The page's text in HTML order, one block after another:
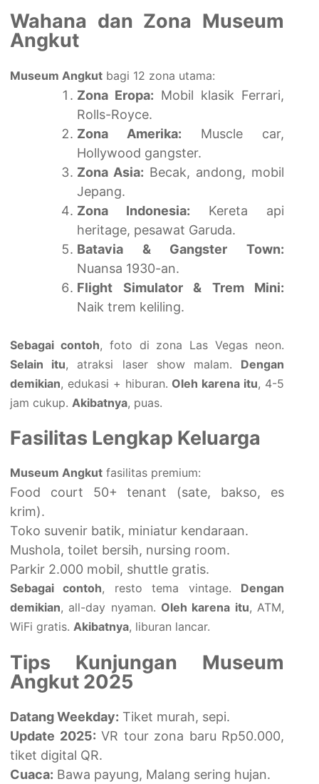
Wahana dan Zona Museum
Angkut
Museum Angkut bagi 12 zona utama:
Zona Eropa: Mobil klasik Ferrari,
Rolls-Royce.
Zona Amerika: Muscle car,
Hollywood gangster.
Zona Asia: Becak, andong, mobil
Jepang.
Zona Indonesia: Kereta api
heritage, pesawat Garuda.
Batavia & Gangster Town:
Nuansa 1930-an.
Flight Simulator & Trem Mini:
Naik trem keliling.
Sebagai contoh, foto di zona Las Vegas neon.
Selain itu, atraksi laser show malam. Dengan
demikian, edukasi + hiburan. Oleh karena itu, 4-5
jam cukup. Akibatnya, puas.
Fasilitas Lengkap Keluarga
Museum Angkut fasilitas premium:
Food court 50+ tenant (sate, bakso, es
krim).
Toko suvenir batik, miniatur kendaraan.
Mushola, toilet bersih, nursing room.
Parkir 2.000 mobil, shuttle gratis.
Sebagai contoh, resto tema vintage. Dengan
demikian, all-day nyaman. Oleh karena itu, ATM,
WiFi gratis. Akibatnya, liburan lancar.
Tips Kunjungan Museum
Angkut 2025
Datang Weekday: Tiket murah, sepi.
Update 2025: VR tour zona baru Rp50.000,
tiket digital QR.
Cuaca: Bawa payung, Malang sering hujan.